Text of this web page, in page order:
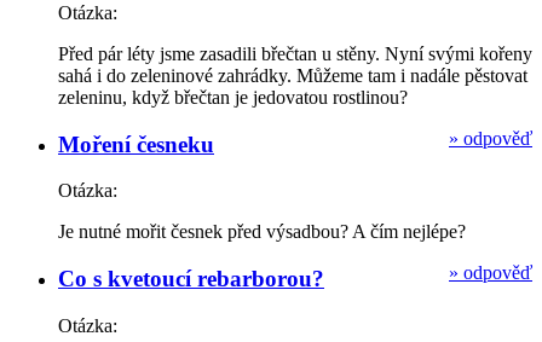
Otázka:
Před pár léty jsme zasadili břečtan u stěny. Nyní svými kořeny
sahá i do zeleninové zahrádky. Můžeme tam i nadále pěstovat
zeleninu, když břečtan je jedovatou rostlinou?
» odpověď
Moření česneku
Otázka:
Je nutné mořit česnek před výsadbou? A čím nejlépe?
» odpověď
Co s kvetoucí rebarborou?
Otázka: